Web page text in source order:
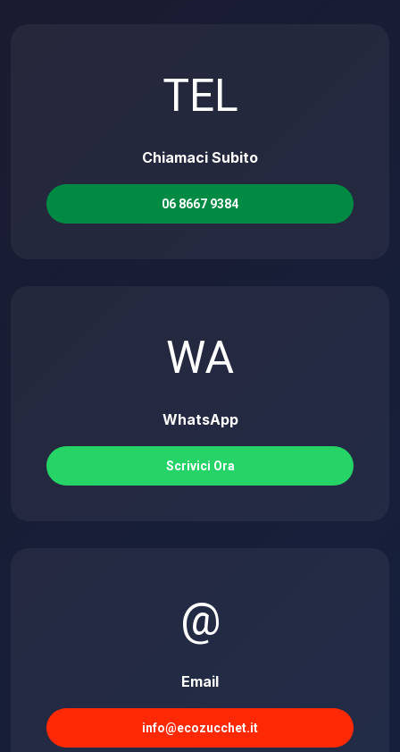
TEL
Chiamaci Subito
06 8667 9384
WA
WhatsApp
Scrivici Ora
@
Email
info@ecozucchet.it